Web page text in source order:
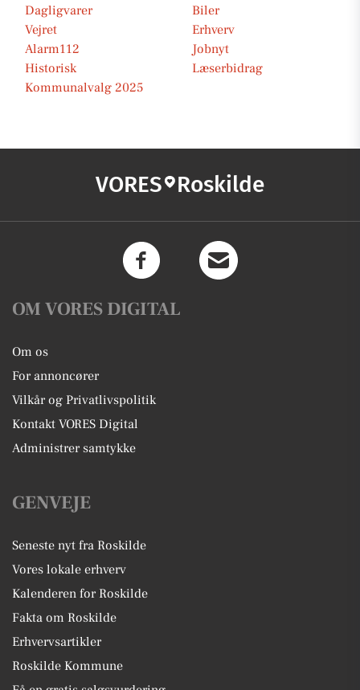
Dagligvarer
Biler
Vejret
Erhverv
Alarm112
Jobnyt
Historisk
Læserbidrag
Kommunalvalg 2025
VORES Roskilde
OM VORES DIGITAL
Om os
For annoncører
Vilkår og Privatlivspolitik
Kontakt VORES Digital
Administrer samtykke
GENVEJE
Seneste nyt fra Roskilde
Vores lokale erhverv
Kalenderen for Roskilde
Fakta om Roskilde
Erhvervsartikler
Roskilde Kommune